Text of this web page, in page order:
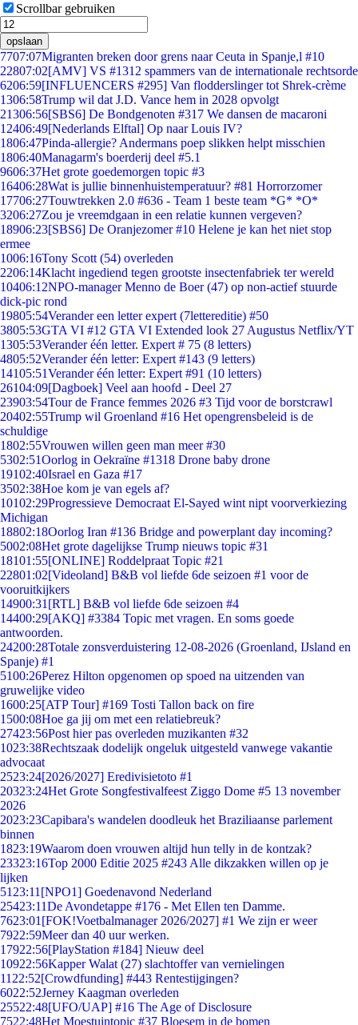
Scrollbar gebruiken
opslaan
7707:07Migranten breken door grens naar Ceuta in Spanje,l #10
22807:02[AMV] VS #1312 spammers van de internationale rechtsorde
6206:59[INFLUENCERS #295] Van flodderslinger tot Shrek-crème
1306:58Trump wil dat J.D. Vance hem in 2028 opvolgt
21306:56[SBS6] De Bondgenoten #317 We dansen de macaroni
12406:49[Nederlands Elftal] Op naar Louis IV?
1806:47Pinda-allergie? Andermans poep slikken helpt misschien
1806:40Managarm's boerderij deel #5.1
9606:37Het grote goedemorgen topic #3
16406:28Wat is jullie binnenhuistemperatuur? #81 Horrorzomer
17706:27Touwtrekken 2.0 #636 - Team 1 beste team *G* *O*
3206:27Zou je vreemdgaan in een relatie kunnen vergeven?
18906:23[SBS6] De Oranjezomer #10 Helene je kan het niet stop
ermee
1006:16Tony Scott (54) overleden
2206:14Klacht ingediend tegen grootste insectenfabriek ter wereld
10406:12NPO-manager Menno de Boer (47) op non-actief stuurde
dick-pic rond
19805:54Verander een letter expert (7lettereditie) #50
3805:53GTA VI #12 GTA VI Extended look 27 Augustus Netflix/YT
1305:53Verander één letter. Expert # 75 (8 letters)
4805:52Verander één letter: Expert #143 (9 letters)
14105:51Verander één letter: Expert #91 (10 letters)
26104:09[Dagboek] Veel aan hoofd - Deel 27
23903:54Tour de France femmes 2026 #3 Tijd voor de borstcrawl
20402:55Trump wil Groenland #16 Het opengrensbeleid is de
schuldige
1802:55Vrouwen willen geen man meer #30
5302:51Oorlog in Oekraïne #1318 Drone baby drone
19102:40Israel en Gaza #17
3502:38Hoe kom je van egels af?
10102:29Progressieve Democraat El-Sayed wint nipt voorverkiezing
Michigan
18802:18Oorlog Iran #136 Bridge and powerplant day incoming?
5002:08Het grote dagelijkse Trump nieuws topic #31
18101:55[ONLINE] Roddelpraat Topic #21
22801:02[Videoland] B&B vol liefde 6de seizoen #1 voor de
vooruitkijkers
14900:31 [RTL] B&B vol liefde 6de seizoen #4
14400:29[AKQ] #3384 Topic met vragen. En soms goede
antwoorden.
24200:28Totale zonsverduistering 12-08-2026 (Groenland, IJsland en
Spanje) #1
5100:26Perez Hilton opgenomen op spoed na uitzenden van
gruwelijke video
1600:25[ATP Tour] #169 Tosti Tallon back on fire
1500:08Hoe ga jij om met een relatiebreuk?
27423:56Post hier pas overleden muzikanten #32
1023:38Rechtszaak dodelijk ongeluk uitgesteld vanwege vakantie
advocaat
2523:24[2026/2027] Eredivisietoto #1
20323:24Het Grote Songfestivalfeest Ziggo Dome #5 13 november
2026
2023:23Capibara's wandelen doodleuk het Braziliaanse parlement
binnen
1823:19Waarom doen vrouwen altijd hun telly in de kontzak?
23323:16Top 2000 Editie 2025 #243 Alle dikzakken willen op je
lijken
51 23:11 [NPO1] Goedenavond Nederland
25423:11De Avondetappe #176 - Met Ellen ten Damme.
7623:01 [FOK!Voetbalmanager 2026/2027] #1 We zijn er weer
7922:59Meer dan 40 uur werken.
17922:56[PlayStation #184] Nieuw deel
10922:56Kapper Walat (27) slachtoffer van vernielingen
11 22:52[Crowdfunding] #443 Rentestijgingen?
6022:52Jerney Kaagman overleden
25522:48[UFO/UAP] #16 The Age of Disclosure
7522:48Het Moestuintopic #37 Bloesem in de bomen